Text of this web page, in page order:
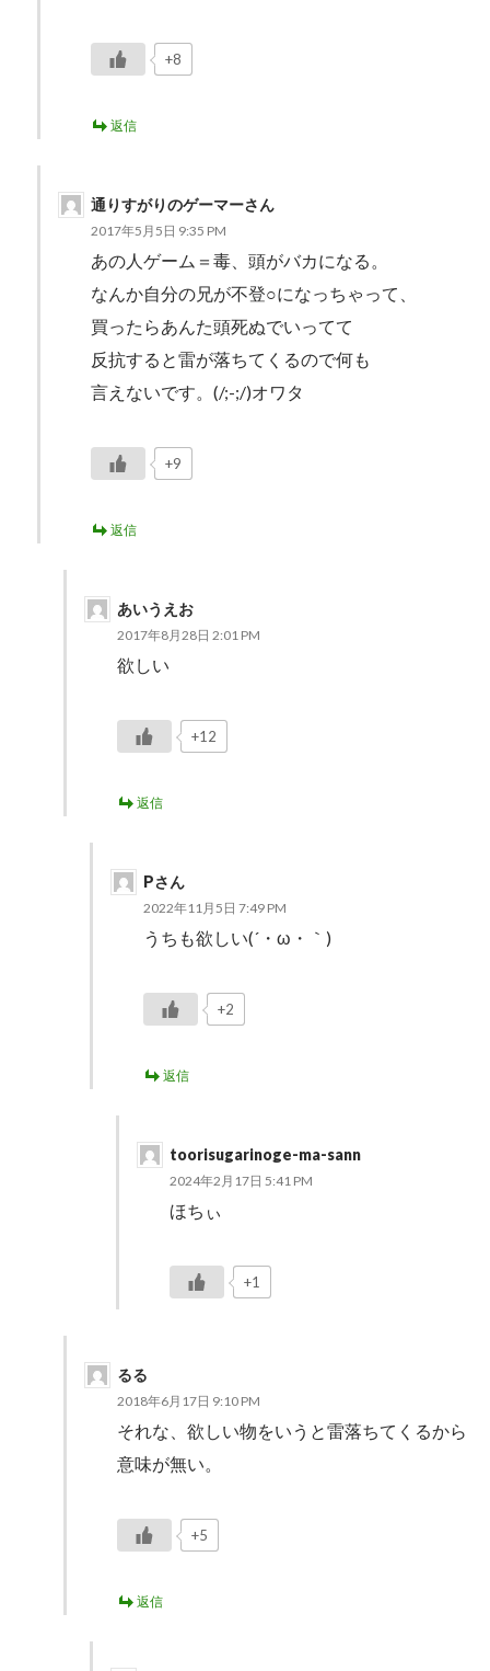
+8
返信
通りすがりのゲーマーさん
2017年5月5日 9:35 PM
あの人ゲーム＝毒、頭がバカになる。
なんか自分の兄が不登○になっちゃって、
買ったらあんた頭死ぬでいってて
反抗すると雷が落ちてくるので何も
言えないです。(/;-;/)オワタ
+9
返信
あいうえお
2017年8月28日 2:01 PM
欲しい
+12
返信
Pさん
2022年11月5日 7:49 PM
うちも欲しい(´・ω・｀)
+2
返信
toorisugarinoge-ma-sann
2024年2月17日 5:41 PM
ほちぃ
+1
るる
2018年6月17日 9:10 PM
それな、欲しい物をいうと雷落ちてくるから
意味が無い。
+5
返信